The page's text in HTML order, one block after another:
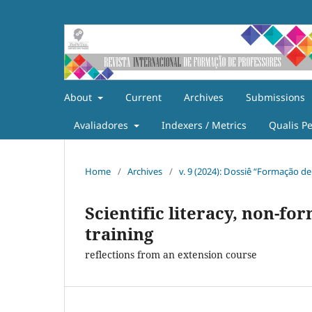
About Current Archives Submissions
Avaliadores Indexers / Metrics Qualis
Home / Archives / v. 9 (2024): Dossiê “Formação
Scientific literacy, non-
training
reflections from an extension course